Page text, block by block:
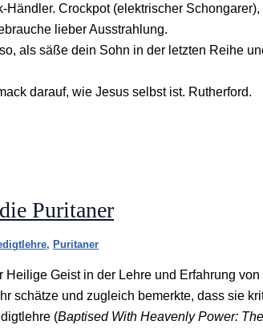
Crockpot (elektrischer
lieber Ausstrahlung.
als säße dein Sohn in der letzten Reihe
darauf, wie Jesus selbst ist. Rutherford.
Puritaner
, Puritaner
Geist in der Lehre und Erfahrung von
schätze und zugleich bemerkte, dass sie
(Baptised With Heavenly Power: